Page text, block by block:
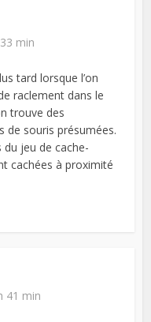
min
tard lorsque l’on
raclement dans le
trouve des
de souris présumées.
jeu de cache-
cachées à proximité
41 min